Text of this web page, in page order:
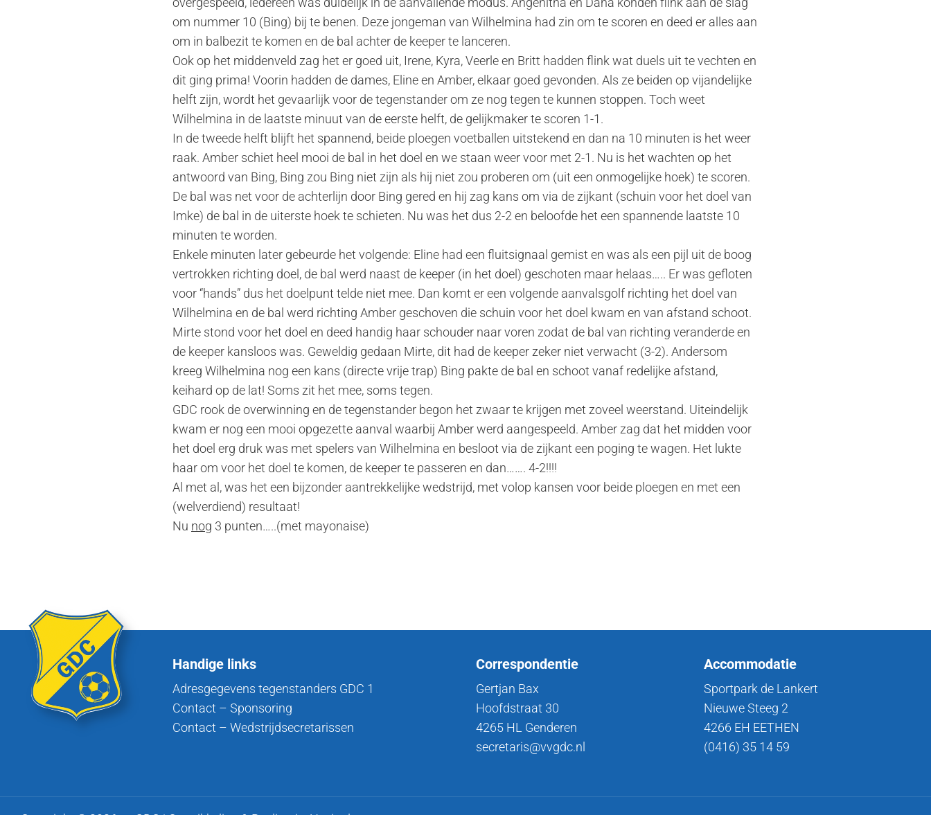
om nummer 10 (Bing) bij te benen. Deze jongeman van Wilhelmina had zin om te scoren en deed er alles aan
om in balbezit te komen en de bal achter de keeper te lanceren.
Ook op het middenveld zag het er goed uit, Irene, Kyra, Veerle en Britt hadden flink wat duels uit te vechten en
dit ging prima! Voorin hadden de dames, Eline en Amber, elkaar goed gevonden. Als ze beiden op vijandelijke
helft zijn, wordt het gevaarlijk voor de tegenstander om ze nog tegen te kunnen stoppen. Toch weet
Wilhelmina in de laatste minuut van de eerste helft, de gelijkmaker te scoren 1-1.
In de tweede helft blijft het spannend, beide ploegen voetballen uitstekend en dan na 10 minuten is het weer
raak. Amber schiet heel mooi de bal in het doel en we staan weer voor met 2-1. Nu is het wachten op het
antwoord van Bing, Bing zou Bing niet zijn als hij niet zou proberen om (uit een onmogelijke hoek) te scoren.
De bal was net voor de achterlijn door Bing gered en hij zag kans om via de zijkant (schuin voor het doel van
Imke) de bal in de uiterste hoek te schieten. Nu was het dus 2-2 en beloofde het een spannende laatste 10
minuten te worden.
Enkele minuten later gebeurde het volgende: Eline had een fluitsignaal gemist en was als een pijl uit de boog
vertrokken richting doel, de bal werd naast de keeper (in het doel) geschoten maar helaas….. Er was gefloten
voor “hands” dus het doelpunt telde niet mee. Dan komt er een volgende aanvalsgolf richting het doel van
Wilhelmina en de bal werd richting Amber geschoven die schuin voor het doel kwam en van afstand schoot.
Mirte stond voor het doel en deed handig haar schouder naar voren zodat de bal van richting veranderde en
de keeper kansloos was. Geweldig gedaan Mirte, dit had de keeper zeker niet verwacht (3-2). Andersom
kreeg Wilhelmina nog een kans (directe vrije trap) Bing pakte de bal en schoot vanaf redelijke afstand,
keihard op de lat! Soms zit het mee, soms tegen.
GDC rook de overwinning en de tegenstander begon het zwaar te krijgen met zoveel weerstand. Uiteindelijk
kwam er nog een mooi opgezette aanval waarbij Amber werd aangespeeld. Amber zag dat het midden voor
het doel erg druk was met spelers van Wilhelmina en besloot via de zijkant een poging te wagen. Het lukte
haar om voor het doel te komen, de keeper te passeren en dan……. 4-2!!!!
Al met al, was het een bijzonder aantrekkelijke wedstrijd, met volop kansen voor beide ploegen en met een
(welverdiend) resultaat!
Nu nog 3 punten…..(met mayonaise)
Handige links
Adresgegevens tegenstanders GDC 1
Contact – Sponsoring
Contact – Wedstrijdsecretarissen
Correspondentie
Gertjan Bax
Hoofdstraat 30
4265 HL Genderen
secretaris@vvgdc.nl
Accommodatie
Sportpark de Lankert
Nieuwe Steeg 2
4266 EH EETHEN
(0416) 35 14 59